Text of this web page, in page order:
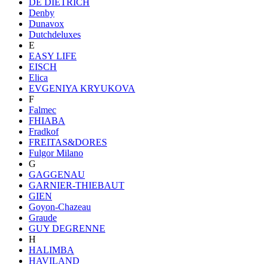
Denby
Dunavox
Dutchdeluxes
E
EASY LIFE
EISCH
Elica
EVGENIYA KRYUKOVA
F
Falmec
FHIABA
Fradkof
FREITAS&DORES
Fulgor Milano
G
GAGGENAU
GARNIER-THIEBAUT
GIEN
Goyon-Chazeau
Graude
GUY DEGRENNE
H
HALIMBA
HAVILAND